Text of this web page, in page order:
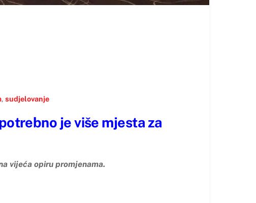
,sudjelovanje
je više mjesta za
vijeća opiru promjenama.